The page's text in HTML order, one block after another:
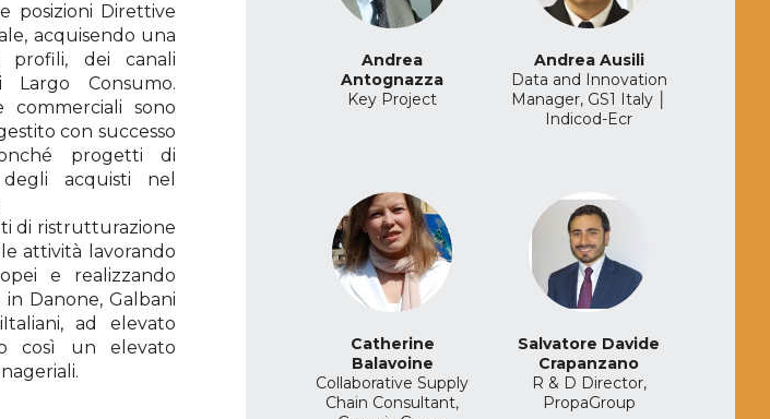
posizioni Direttive
acquisendo una
profili, dei canali
Consumo.
commerciali sono
con successo
progetti di
acquisti nel
di ristrutturazione
attività lavorando
e realizzando
Danone, Galbani
ad elevato
così un elevato
Andrea
Antognazza
Key Project
Andrea Ausili
Data and Innovation
Manager, GS1 Italy │
Indicod-Ecr
Catherine
Balavoine
Collaborative Supply
Chain Consultant,
Salvatore Davide
Crapanzano
R & D Director,
PropaGroup